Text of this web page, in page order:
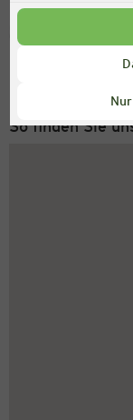
Service
+49 (0)
So finden Sie